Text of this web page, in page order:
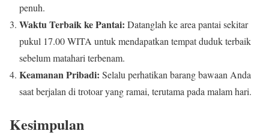
penuh.
Waktu Terbaik ke Pantai: Datanglah ke area pantai sekitar
pukul 17.00 WITA untuk mendapatkan tempat duduk terbaik
sebelum matahari terbenam.
Keamanan Pribadi: Selalu perhatikan barang bawaan Anda
saat berjalan di trotoar yang ramai, terutama pada malam hari.
Kesimpulan